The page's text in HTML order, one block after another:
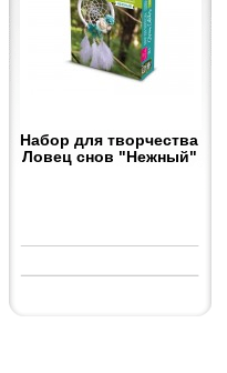
Набор для творчества
Ловец снов "Нежный"